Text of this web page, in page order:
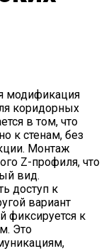
модификация
коридорных
в том, что
к стенам, без
Монтаж
Z-профиля, что
вид.
доступ к
вариант
фиксируется к
Это